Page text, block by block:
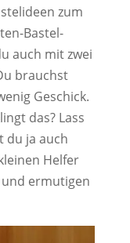
zum
Bastel-
auch mit zwei
brauchst
Geschick.
das? Lass
du ja auch
Helfer
ermutigen